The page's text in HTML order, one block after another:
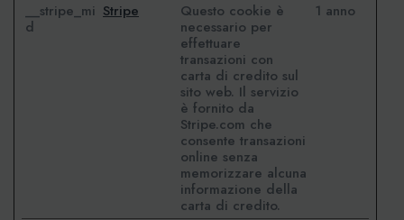
__stripe_mi
d
Stripe
Questo cookie è
necessario per
effettuare
transazioni con
carta di credito sul
sito web. Il servizio
è fornito da
Stripe.com che
consente transazioni
online senza
memorizzare alcuna
informazione della
carta di credito.
1 anno